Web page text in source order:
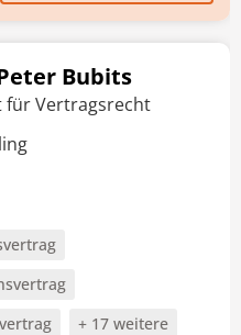
Bubits
für Vertragsrecht
+ 17 weitere